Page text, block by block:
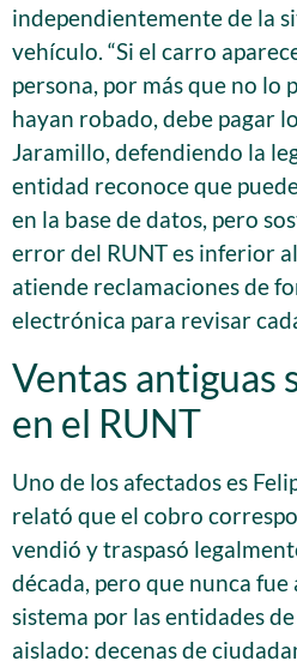
independientemente de la
vehículo. “Si el carro
persona, por más que no lo
hayan robado, debe pagar
Jaramillo, defendiendo la
entidad reconoce que
en la base de datos, pero
error del RUNT es inferior
atiende reclamaciones de
electrónica para revisar
Ventas antiguas
en el RUNT
Uno de los afectados es
relató que el cobro
vendió y traspasó
década, pero que nunca
sistema por las entidades
aislado: decenas de